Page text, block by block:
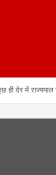
देर में